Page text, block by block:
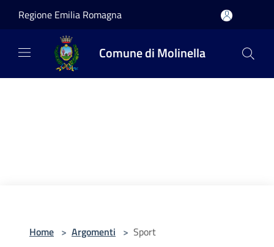
Regione Emilia Romagna
Comune di Molinella
Home > Argomenti > Sport